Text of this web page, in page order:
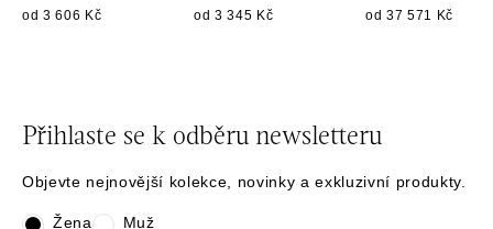
od 3 606 Kč od 3 345 Kč od 37 571 Kč
Přihlaste se k odběru newsletteru
Objevte nejnovější kolekce, novinky a exkluzivní produkty.
Žena Muž